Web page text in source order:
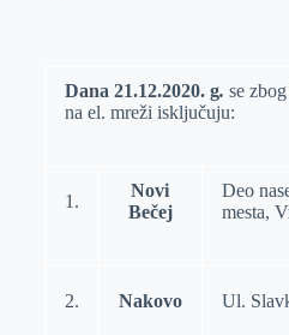
Dana 21.12.2020. g. se zbog
na el. mreži isključuju:
1.
Novi
Bečej
Deo
mesta,
2. Nakovo Ul.